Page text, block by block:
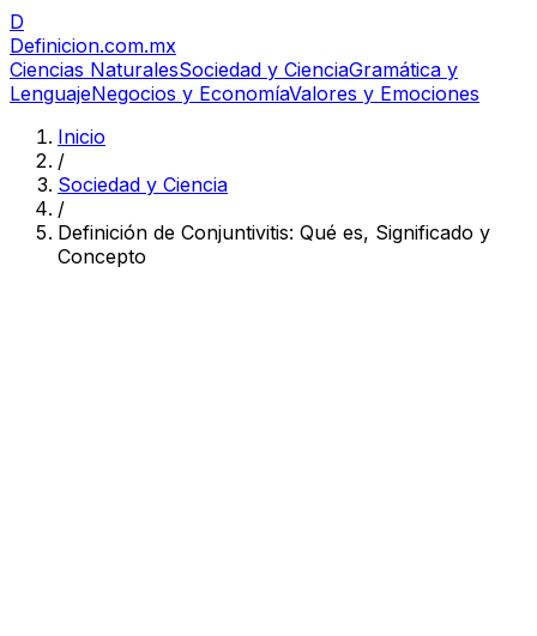
D
Definicion.com.mx
Ciencias NaturalesSociedad y CienciaGramática y
LenguajeNegocios y EconomíaValores y Emociones
Inicio
/
Sociedad y Ciencia
/
Definición de Conjuntivitis: Qué es, Significado y
Concepto